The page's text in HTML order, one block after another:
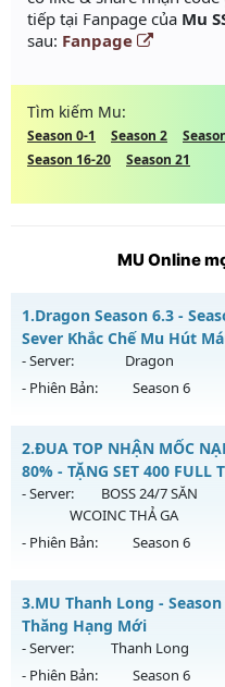
tiếp tại Fanpage của Mu
sau: Fanpage
Tìm kiếm Mu:
Season 0-1 Season 2
Season 16-20
Season 21
MU Online
1.Dragon Season 6.3 -
Sever Khắc Chế Mu Hút
- Server: Dragon
- Phiên Bản:
Season 6
Dragon Season 6.3 - Sever
Mu mới ra tháng 08 2026
ngày 04/08/2626
Exp: 500x - Drop: 20%
Antihack: Antihack
2.ĐUA TOP NHẬN MỐC
80% - TẶNG SET 400 FULL
- Server:
BOSS 24/7 SĂN
WCOINC THẢ GA
- Phiên Bản: Season 6
ĐUA TOP NHẬN MỐC NẠP
WC FREE
Mu mới ra tháng 08 2026 -
WCOINC THẢ GAvào 08h
3.MU Thanh Long -
Thăng Hạng Mới
- Server: Thanh Long
- Phiên Bản:
Season 6